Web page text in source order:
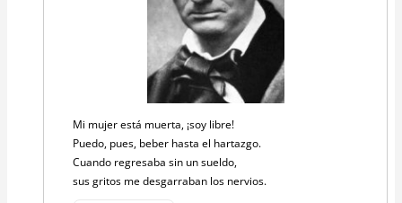
Mi mujer está muerta, ¡soy libre!
Puedo, pues, beber hasta el hartazgo.
Cuando regresaba sin un sueldo,
sus gritos me desgarraban los nervios.